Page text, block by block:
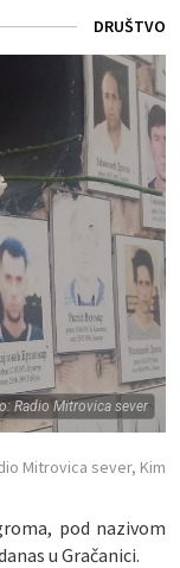
DRUŠTVO
Radio Mitrovica sever
Mitrovica sever, Kim
pod nazivom
u Gračanici.